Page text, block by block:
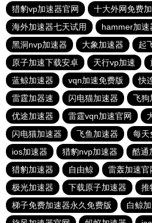
猎豹vp加速器官网
十大外网免费
海外加速器七天试用
hammer加速
黑洞nvp加速器
大象加速器 起
原子加速下载安卓
天行vp加速
蓝鲸加速器
vqn加速免费版
快
雷霆加器速
闪电猫加速器 飞狗
优途加速器
雷霆vqn加速官网
闪电猫加速器
飞鱼加速器
每天
ios加速器
猎豹nvp加速器 酷通
猎豹加速器
自由鲸 雷轰加速官
极光加速器
下载原子加速器
推
梯子免费加速器永久免费版
白鲸